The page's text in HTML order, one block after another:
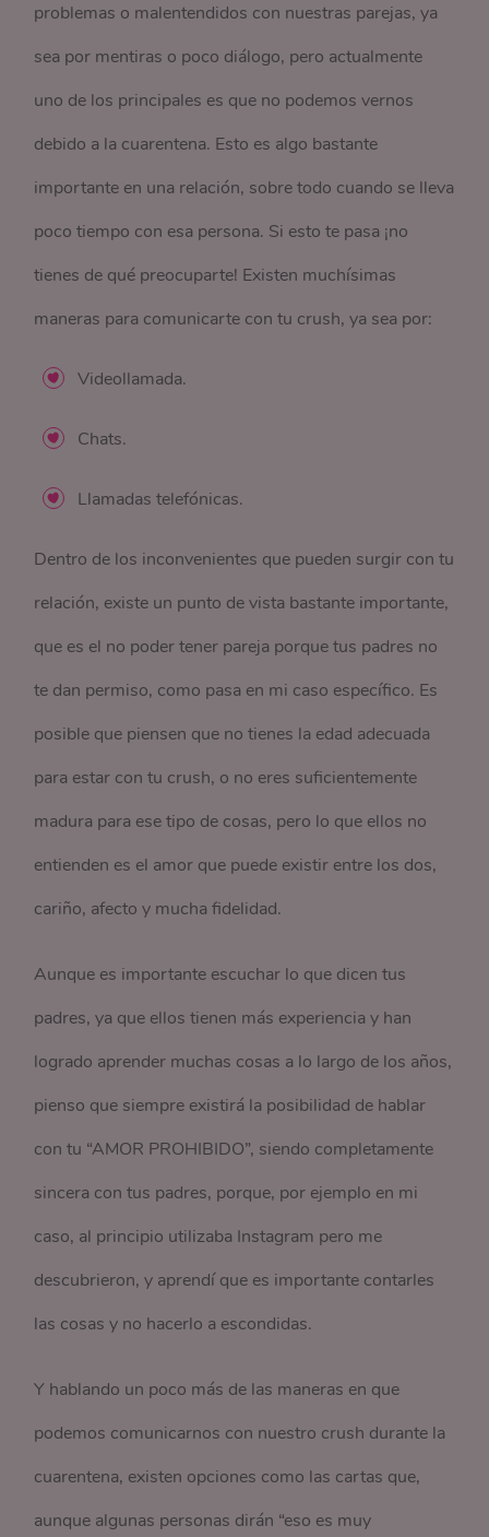
problemas o malentendidos con nuestras parejas, ya
sea por mentiras o poco diálogo, pero actualmente
uno de los principales es que no podemos vernos
debido a la cuarentena. Esto es algo bastante
importante en una relación, sobre todo cuando se lleva
poco tiempo con esa persona. Si esto te pasa ¡no
tienes de qué preocuparte! Existen muchísimas
maneras para comunicarte con tu crush, ya sea por:
Videollamada.
Chats.
Llamadas telefónicas.
Dentro de los inconvenientes que pueden surgir con tu
relación, existe un punto de vista bastante importante,
que es el no poder tener pareja porque tus padres no
te dan permiso, como pasa en mi caso específico. Es
posible que piensen que no tienes la edad adecuada
para estar con tu crush, o no eres suficientemente
madura para ese tipo de cosas, pero lo que ellos no
entienden es el amor que puede existir entre los dos,
cariño, afecto y mucha fidelidad.
Aunque es importante escuchar lo que dicen tus
padres, ya que ellos tienen más experiencia y han
logrado aprender muchas cosas a lo largo de los años,
pienso que siempre existirá la posibilidad de hablar
con tu “AMOR PROHIBIDO”, siendo completamente
sincera con tus padres, porque, por ejemplo en mi
caso, al principio utilizaba Instagram pero me
descubrieron, y aprendí que es importante contarles
las cosas y no hacerlo a escondidas.
Y hablando un poco más de las maneras en que
podemos comunicarnos con nuestro crush durante la
cuarentena, existen opciones como las cartas que,
aunque algunas personas dirán “eso es muy